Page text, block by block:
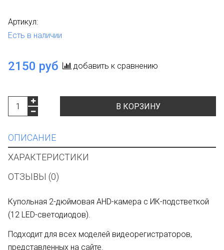
Артикул:
Есть в наличии
2150 руб добавить к сравнению
В КОРЗИНУ
ОПИСАНИЕ
ХАРАКТЕРИСТИКИ
ОТЗЫВЫ (0)
Купольная 2-дюймовая AHD-камера c ИК-подстветкой
(12 LED-светодиодов).
Подходит для всех моделей видеорегистраторов,
представленных на сайте.